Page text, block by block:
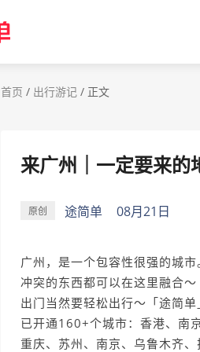
首页 / 出行游记 / 正文
来广州｜一定要来的
原创 途简单 08月21日
广州，是一个包容性很强的城
冲突的东西都可以在这里融合
出门当然要轻松出行～「途简
已开通160+个城市：香港、南
重庆、苏州、南京、乌鲁木齐